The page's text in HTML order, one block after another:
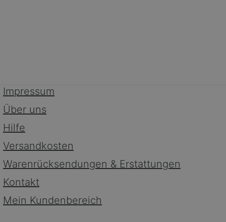
Impressum
Über uns
Hilfe
Versandkosten
Warenrücksendungen & Erstattungen
Kontakt
Mein Kundenbereich